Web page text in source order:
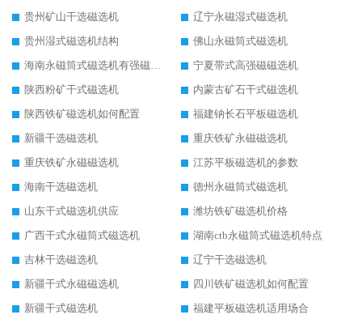
贵州矿山干选磁选机
辽宁永磁湿式磁选机
贵州湿式磁选机结构
佛山永磁筒式磁选机
海南永磁筒式磁选机有强磁的吗
宁夏带式高强磁磁选机
陕西粉矿干式磁选机
内蒙古矿石干式磁选机
陕西铁矿磁选机如何配置
福建钠长石平板磁选机
新疆干选磁选机
重庆铁矿永磁磁选机
重庆铁矿永磁磁选机
江苏平板磁选机的参数
海南干选磁选机
德州永磁筒式磁选机
山东干式磁选机供应
潍坊铁矿磁选机价格
广西干式永磁筒式磁选机
湖南ctb永磁筒式磁选机特点
吉林干选磁选机
辽宁干选磁选机
新疆干式永磁磁选机
四川铁矿磁选机如何配置
新疆干式磁选机
福建平板磁选机适用场合